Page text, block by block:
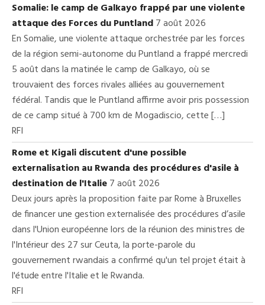
Somalie: le camp de Galkayo frappé par une violente
attaque des Forces du Puntland7 août 2026
En Somalie, une violente attaque orchestrée par les forces
de la région semi-autonome du Puntland a frappé mercredi
5 août dans la matinée le camp de Galkayo, où se
trouvaient des forces rivales alliées au gouvernement
fédéral. Tandis que le Puntland affirme avoir pris possession
de ce camp situé à 700 km de Mogadiscio, cette […]
RFI
Rome et Kigali discutent d'une possible
externalisation au Rwanda des procédures d'asile à
destination de l'Italie7 août 2026
Deux jours après la proposition faite par Rome à Bruxelles
de financer une gestion externalisée des procédures d’asile
dans l'Union européenne lors de la réunion des ministres de
l'Intérieur des 27 sur Ceuta, la porte-parole du
gouvernement rwandais a confirmé qu'un tel projet était à
l'étude entre l'Italie et le Rwanda.
RFI